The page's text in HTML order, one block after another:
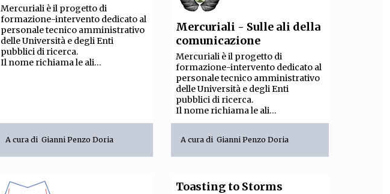
Mercuriali è il progetto di
formazione-intervento dedicato al
personale tecnico amministrativo
delle Università e degli Enti
pubblici di ricerca.
Il nome richiama le ali...
A cura di Gianni Penzo Doria
Mercuriali - Sulle ali della
comunicazione
Mercuriali è il progetto di
formazione-intervento dedicato al
personale tecnico amministrativo
delle Università e degli Enti
pubblici di ricerca.
Il nome richiama le ali...
A cura diGianni Penzo Doria
Toasting to Storms